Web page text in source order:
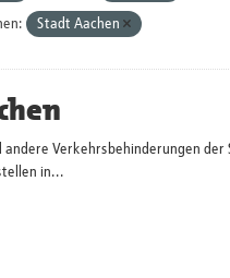
Stadt Aachen
andere Verkehrsbehinderungen
in...